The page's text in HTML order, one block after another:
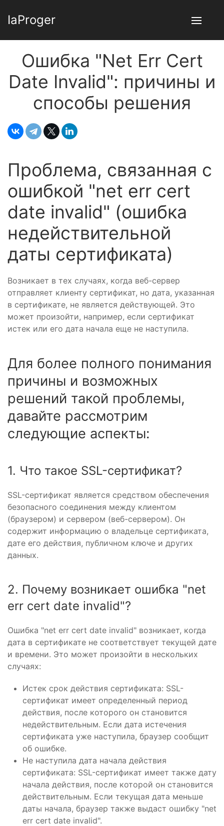
IaProger
Ошибка "Net Err Cert
Date Invalid": причины и
способы решения
Проблема, связанная с
ошибкой "net err cert
date invalid" (ошибка
недействительной
даты сертификата)
Возникает в тех случаях, когда веб-сервер
отправляет клиенту сертификат, но дата, указанная
в сертификате, не является действующей. Это
может произойти, например, если сертификат
истек или его дата начала еще не наступила.
Для более полного понимания
причины и возможных
решений такой проблемы,
давайте рассмотрим
следующие аспекты:
1. Что такое SSL-сертификат?
SSL-сертификат является средством обеспечения
безопасного соединения между клиентом
(браузером) и сервером (веб-сервером). Он
содержит информацию о владельце сертификата,
дате его действия, публичном ключе и других
данных.
2. Почему возникает ошибка "net
err cert date invalid"?
Ошибка "net err cert date invalid" возникает, когда
дата в сертификате не соответствует текущей дате
и времени. Это может произойти в нескольких
случаях:
Истек срок действия сертификата: SSL-
сертификат имеет определенный период
действия, после которого он становится
недействительным. Если дата истечения
сертификата уже наступила, браузер сообщит
об ошибке.
Не наступила дата начала действия
сертификата: SSL-сертификат имеет также дату
начала действия, после которой он становится
действительным. Если текущая дата меньше
даты начала, браузер также выдаст ошибку "net
err cert date invalid".